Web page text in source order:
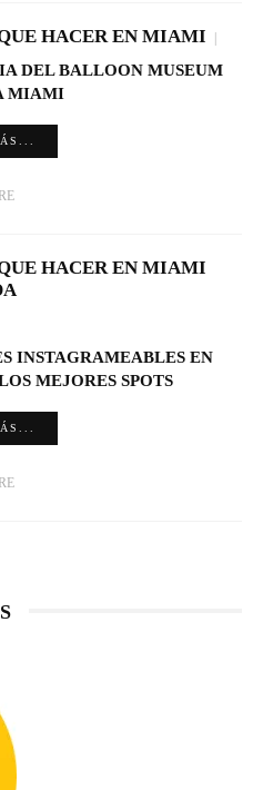
HACER EN MIAMI
DEL BALLOON MUSEUM
MIAMI
HACER EN MIAMI
INSTAGRAMEABLES EN
MEJORES SPOTS